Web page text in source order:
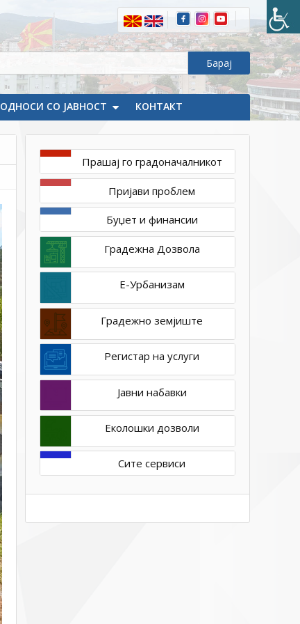
ОДНОСИ СО ЈАВНОСТ КОНТАКТ
1ТП1
Се
исчисти
депонија
кај
селото
Стар
Истевник
Прашај го градоначалникот
Пријави проблем
Буџет и финансии
Градежна Дозвола
Е-Урбанизам
Градежно земјиште
Регистар на услуги
Јавни набавки
Еколошки дозволи
Сите сервиси